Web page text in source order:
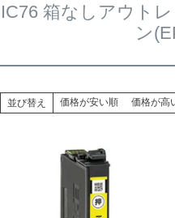
IC76 箱なしアウト
ン
並び替え 価格が安い順 価格が高